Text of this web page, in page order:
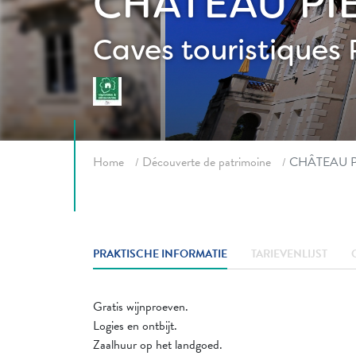
Caves touristiques
Home Découverte de patrimoine CHÂTEAU
PRAKTISCHE INFORMATIE TARIEVENLIJST
Gratis wijnproeven.
Logies en ontbijt.
Zaalhuur op het landgoed.